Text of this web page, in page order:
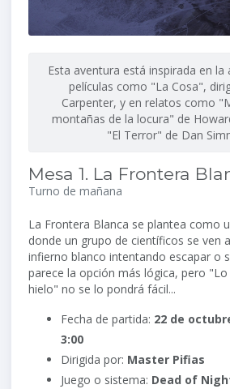
Esta aventura está inspirada en la
películas como "La Cosa",
Carpenter, y en relatos como
montañas de la locura" de
"El Terror" de Dan
Mesa 1. La Frontera
Turno de mañana
La Frontera Blanca se plantea como
donde un grupo de científicos se ven
infierno blanco intentando escapar o
parece la opción más lógica, pero
hielo" no se lo pondrá fácil...
Fecha de partida: 22 de
3:00
Dirigida por: Master Pifias
Juego o sistema: Dead of